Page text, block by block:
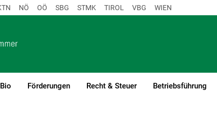
NÖ OÖ SBG STMK TIROL VBG WIEN
Bio Förderungen Recht & Steuer Betriebsführung